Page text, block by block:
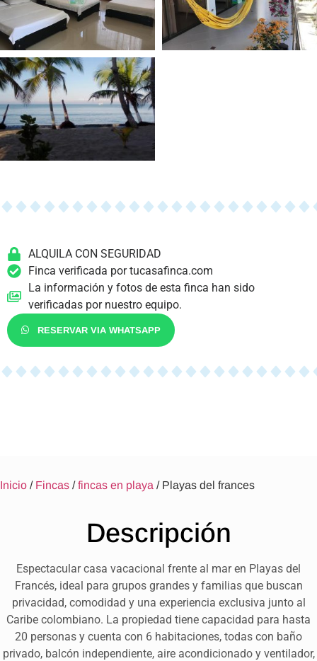
ALQUILA CON SEGURIDAD
Finca verificada por tucasafinca.com
La información y fotos de esta finca han sido
verificadas por nuestro equipo.
RESERVAR VIA WHATSAPP
Inicio / Fincas /fincas en playa / Playas del frances
Descripción
Espectacular casa vacacional frente al mar en Playas del
Francés, ideal para grupos grandes y familias que buscan
privacidad, comodidad y una experiencia exclusiva junto al
Caribe colombiano. La propiedad tiene capacidad para hasta
20 personas y cuenta con 6 habitaciones, todas con baño
privado, balcón independiente, aire acondicionado y ventilador,